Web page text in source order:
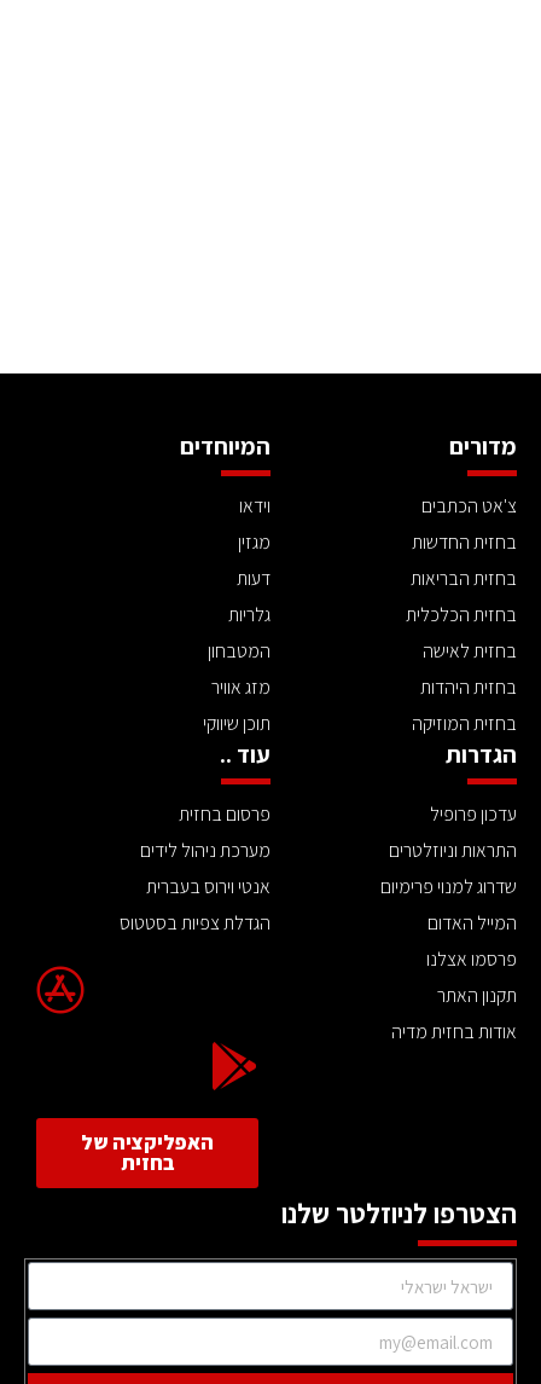
מדורים
צ'אט הכתבים
בחזית החדשות
בחזית הבריאות
בחזית הכלכלית
בחזית לאישה
בחזית היהדות
בחזית המוזיקה
המיוחדים
וידאו
מגזין
דעות
גלריות
המטבחון
מזג אוויר
תוכן שיווקי
הגדרות
עדכון פרופיל
התראות וניוזלטרים
שדרוג למנוי פרימיום
המייל האדום
פרסמו אצלנו
תקנון האתר
אודות בחזית מדיה
עוד ..
פרסום בחזית
מערכת ניהול לידים
אנטי וירוס בעברית
הגדלת צפיות בסטטוס
האפליקציה של
בחזית
הצטרפו לניוזלטר שלנו